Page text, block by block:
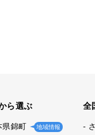
ら選ぶ
県錦町 地域情報
全